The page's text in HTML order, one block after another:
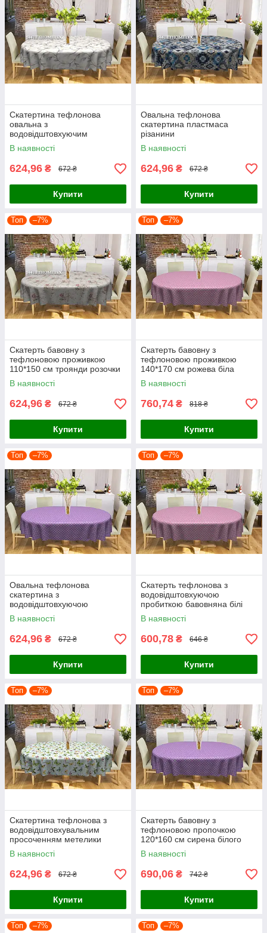
Скатертина тефлонова
овальна з
водовідштовхуючим
просоченням листя дрібні
бежеві та сірі
В наявності
624,96 ₴ 672 ₴
Купити
Овальна тефлонова
скатертина пластмаса
різанини
В наявності
624,96 ₴ 672 ₴
Купити
Топ –7%
Скатерть бавовну з
тефлоновою проживкою
110*150 см троянди розочки
В наявності
624,96 ₴ 672 ₴
Купити
Топ –7%
Скатерть бавовну з
тефлоновою проживкою
140*170 см рожева біла
горохох горошок.
В наявності
760,74 ₴ 818 ₴
Купити
Топ –7%
Овальна тефлонова
скатертина з
водовідштовхуючою
пробиткою сирева біла горох
В наявності
624,96 ₴ 672 ₴
Купити
Топ –7%
Скатерть тефлонова з
водовідштовхуючою
пробиткою бавовняна білі
горохи рожева
В наявності
600,78 ₴ 646 ₴
Купити
Топ –7%
Скатертина тефлонова з
водовідштовхувальним
просоченням метелики
різнокольорові
В наявності
624,96 ₴ 672 ₴
Купити
Топ –7%
Скатерть бавовну з
тефлоновою пропочкою
120*160 см сирена білого
гороху горошок.
В наявності
690,06 ₴ 742 ₴
Купити
Топ –7% Топ –7%